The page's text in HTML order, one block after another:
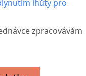
lhůty pro
zpracovávám